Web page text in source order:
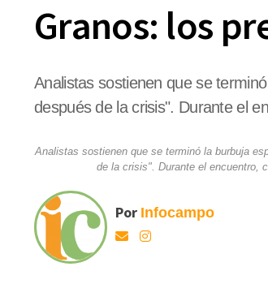
Granos: los
Analistas sostienen que se
después de la crisis". Durante el
Analistas sostienen que se terminó la burbuja
de la crisis". Durante el encuentro,
Por Infocampo